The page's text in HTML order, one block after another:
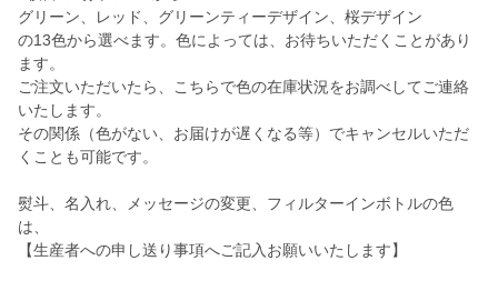
グリーン、レッド、グリーンティーデザイン、桜デザイン
の13色から選べます。色によっては、お待ちいただくことがあり
ます。
ご注文いただいたら、こちらで色の在庫状況をお調べしてご連絡
いたします。
その関係（色がない、お届けが遅くなる等）でキャンセルいただ
くことも可能です。
熨斗、名入れ、メッセージの変更、フィルターインボトルの色
は、
【生産者への申し送り事項へご記入お願いいたします】